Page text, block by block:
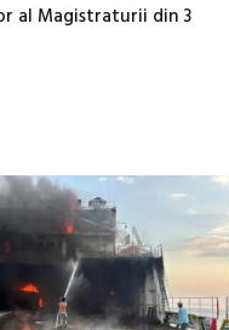
al Magistraturii din 3